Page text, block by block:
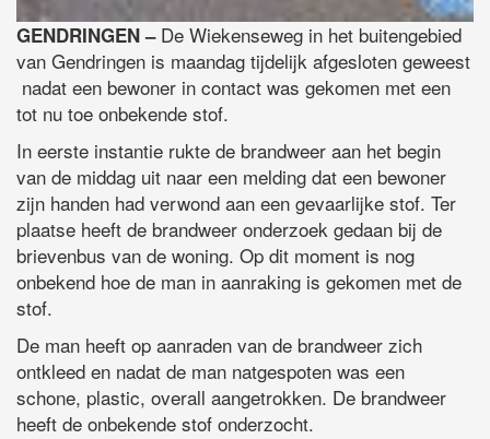
GENDRINGEN –De Wiekenseweg in het buitengebied
van Gendringen is maandag tijdelijk afgesloten geweest
nadat een bewoner in contact was gekomen met een
tot nu toe onbekende stof.
In eerste instantie rukte de brandweer aan het begin
van de middag uit naar een melding dat een bewoner
zijn handen had verwond aan een gevaarlijke stof. Ter
plaatse heeft de brandweer onderzoek gedaan bij de
brievenbus van de woning. Op dit moment is nog
onbekend hoe de man in aanraking is gekomen met de
stof.
De man heeft op aanraden van de brandweer zich
ontkleed en nadat de man natgespoten was een
schone, plastic, overall aangetrokken. De brandweer
heeft de onbekende stof onderzocht.